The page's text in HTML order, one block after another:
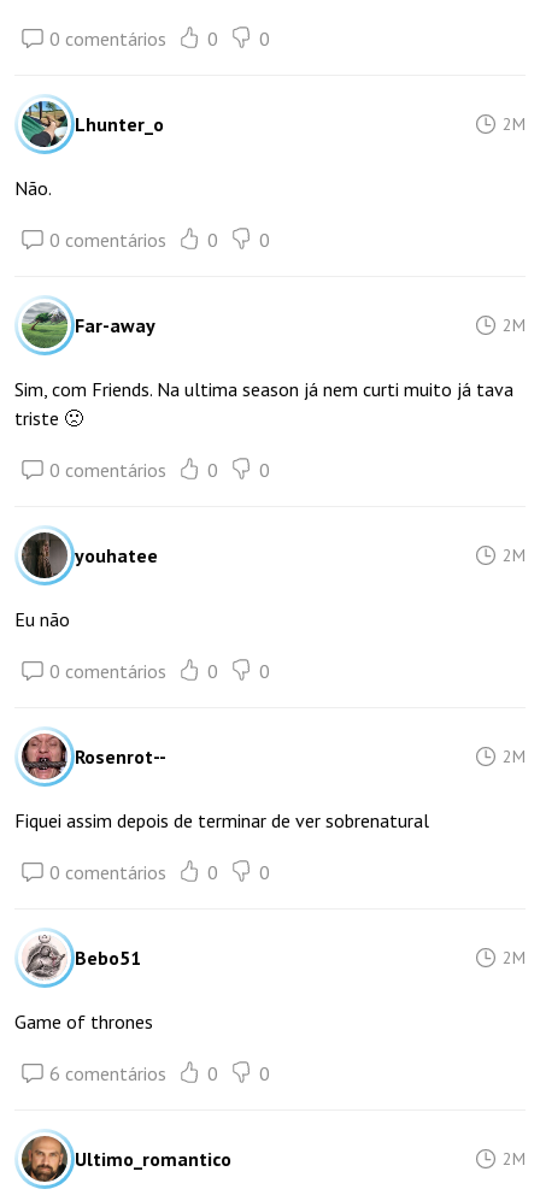
0 comentários 0 0
Lhunter_o 2M
Não.
0 comentários 0 0
Far-away 2M
Sim, com Friends. Na ultima season já nem curti muito já tava
triste 🙁
0 comentários 0 0
youhatee 2M
Eu não
0 comentários 0 0
Rosenrot-- 2M
Fiquei assim depois de terminar de ver sobrenatural
0 comentários 0 0
Bebo51 2M
Game of thrones
6 comentários 0 0
Ultimo_romantico 2M